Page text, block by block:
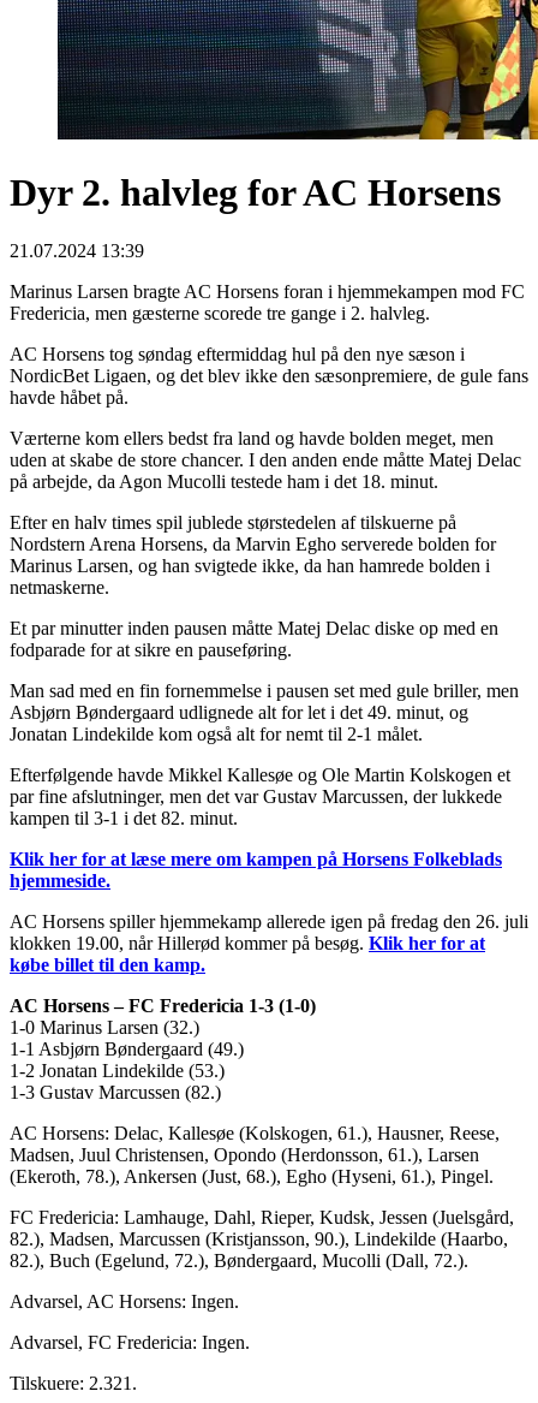
Dyr 2. halvleg for AC Horsens
21.07.2024 13:39
Marinus Larsen bragte AC Horsens foran i hjemmekampen mod FC
Fredericia, men gæsterne scorede tre gange i 2. halvleg.
AC Horsens tog søndag eftermiddag hul på den nye sæson i
NordicBet Ligaen, og det blev ikke den sæsonpremiere, de gule fans
havde håbet på.
Værterne kom ellers bedst fra land og havde bolden meget, men
uden at skabe de store chancer. I den anden ende måtte Matej Delac
på arbejde, da Agon Mucolli testede ham i det 18. minut.
Efter en halv times spil jublede størstedelen af tilskuerne på
Nordstern Arena Horsens, da Marvin Egho serverede bolden for
Marinus Larsen, og han svigtede ikke, da han hamrede bolden i
netmaskerne.
Et par minutter inden pausen måtte Matej Delac diske op med en
fodparade for at sikre en pauseføring.
Man sad med en fin fornemmelse i pausen set med gule briller, men
Asbjørn Bøndergaard udlignede alt for let i det 49. minut, og
Jonatan Lindekilde kom også alt for nemt til 2-1 målet.
Efterfølgende havde Mikkel Kallesøe og Ole Martin Kolskogen et
par fine afslutninger, men det var Gustav Marcussen, der lukkede
kampen til 3-1 i det 82. minut.
Klik her for at læse mere om kampen på Horsens Folkeblads
hjemmeside.
AC Horsens spiller hjemmekamp allerede igen på fredag den 26. juli
klokken 19.00, når Hillerød kommer på besøg. Klik her for at
købe billet til den kamp.
AC Horsens – FC Fredericia 1-3 (1-0)
1-0 Marinus Larsen (32.)
1-1 Asbjørn Bøndergaard (49.)
1-2 Jonatan Lindekilde (53.)
1-3 Gustav Marcussen (82.)
AC Horsens: Delac, Kallesøe (Kolskogen, 61.), Hausner, Reese,
Madsen, Juul Christensen, Opondo (Herdonsson, 61.), Larsen
(Ekeroth, 78.), Ankersen (Just, 68.), Egho (Hyseni, 61.), Pingel.
FC Fredericia: Lamhauge, Dahl, Rieper, Kudsk, Jessen (Juelsgård,
82.), Madsen, Marcussen (Kristjansson, 90.), Lindekilde (Haarbo,
82.), Buch (Egelund, 72.), Bøndergaard, Mucolli (Dall, 72.).
Advarsel, AC Horsens: Ingen.
Advarsel, FC Fredericia: Ingen.
Tilskuere: 2.321.